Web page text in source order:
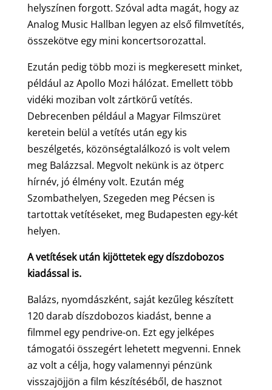
helyszínen forgott. Szóval adta magát, hogy az
Analog Music Hallban legyen az első filmvetítés,
összekötve egy mini koncertsorozattal.
Ezután pedig több mozi is megkeresett minket,
például az Apollo Mozi hálózat. Emellett több
vidéki moziban volt zártkörű vetítés.
Debrecenben például a Magyar Filmszüret
keretein belül a vetítés után egy kis
beszélgetés, közönségtalálkozó is volt velem
meg Balázzsal. Megvolt nekünk is az ötperc
hírnév, jó élmény volt. Ezután még
Szombathelyen, Szegeden meg Pécsen is
tartottak vetítéseket, meg Budapesten egy-két
helyen.
A vetítések után kijöttetek egy díszdobozos
kiadással is.
Balázs, nyomdászként, saját kezűleg készített
120 darab díszdobozos kiadást, benne a
filmmel egy pendrive-on. Ezt egy jelképes
támogatói összegért lehetett megvenni. Ennek
az volt a célja, hogy valamennyi pénzünk
visszajöjjön a film készítéséből, de hasznot